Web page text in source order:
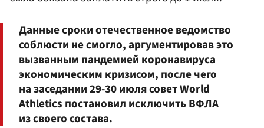
Данные сроки отечественное ведомство
соблюсти не смогло, аргументировав это
вызванным пандемией коронавируса
экономическим кризисом, после чего
на заседании 29-30 июля совет World
Athletics постановил исключить ВФЛА
из своего состава.